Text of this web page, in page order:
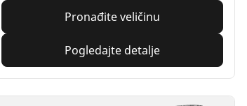
Pronađite veličinu
Pogledajte detalje